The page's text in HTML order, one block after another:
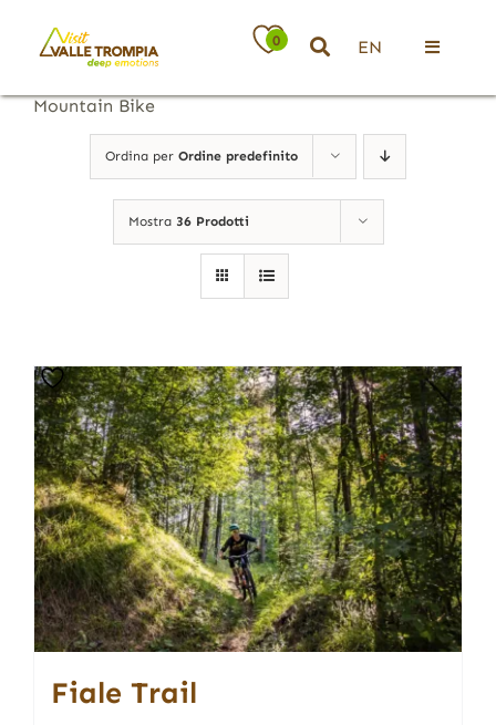
contenuto
0 EN
Toggle
Ospitalità
Eventi
Mountain Bike
Ordina per Ordine predefinito
Mostra 36 Prodotti
Fiale Trail